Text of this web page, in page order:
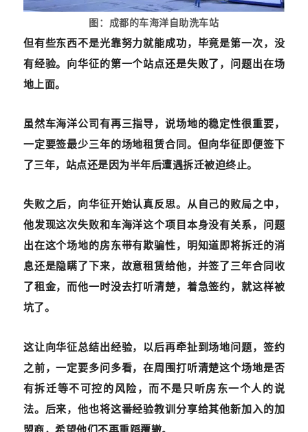
图：成都的车海洋自助洗车站
但有些东西不是光靠努力就能成功，毕竟是第一次，没
有经验。向华征的第一个站点还是失败了，问题出在场
地上面。
虽然车海洋公司有再三指导，说场地的稳定性很重要，
一定要签最少三年的场地租赁合同。但向华征即便签下
了三年，站点还是因为半年后遭遇拆迁被迫终止。
失败之后，向华征开始认真反思。从自己的败局之中，
他发现这次失败和车海洋这个项目本身没有关系，问题
出在这个场地的房东带有欺骗性，明知道即将拆迁的消
息还是隐瞒了下来，故意租赁给他，并签了三年合同收
了租金，而他一时没去打听清楚，着急签约，就这样被
坑了。
这让向华征总结出经验，以后再牵扯到场地问题，签约
之前，一定要多问多看，在周围打听清楚这个场地是否
有拆迁等不可控的风险，而不是只听房东一个人的说
法。后来，他也将这番经验教训分享给其他新加入的加
盟商，希望他们不再重蹈覆辙。